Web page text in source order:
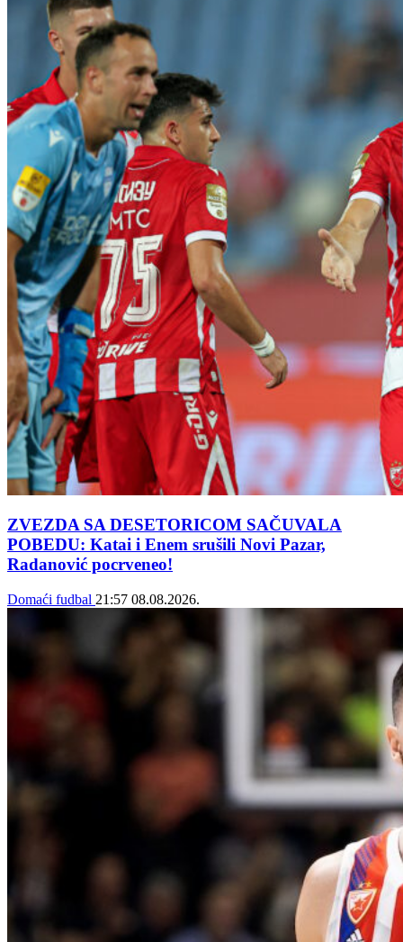
ZVEZDA SA DESETORICOM SAČUVALA
POBEDU: Katai i Enem srušili Novi Pazar,
Radanović pocrveneo!
Domaći fudbal 21:57 08.08.2026.